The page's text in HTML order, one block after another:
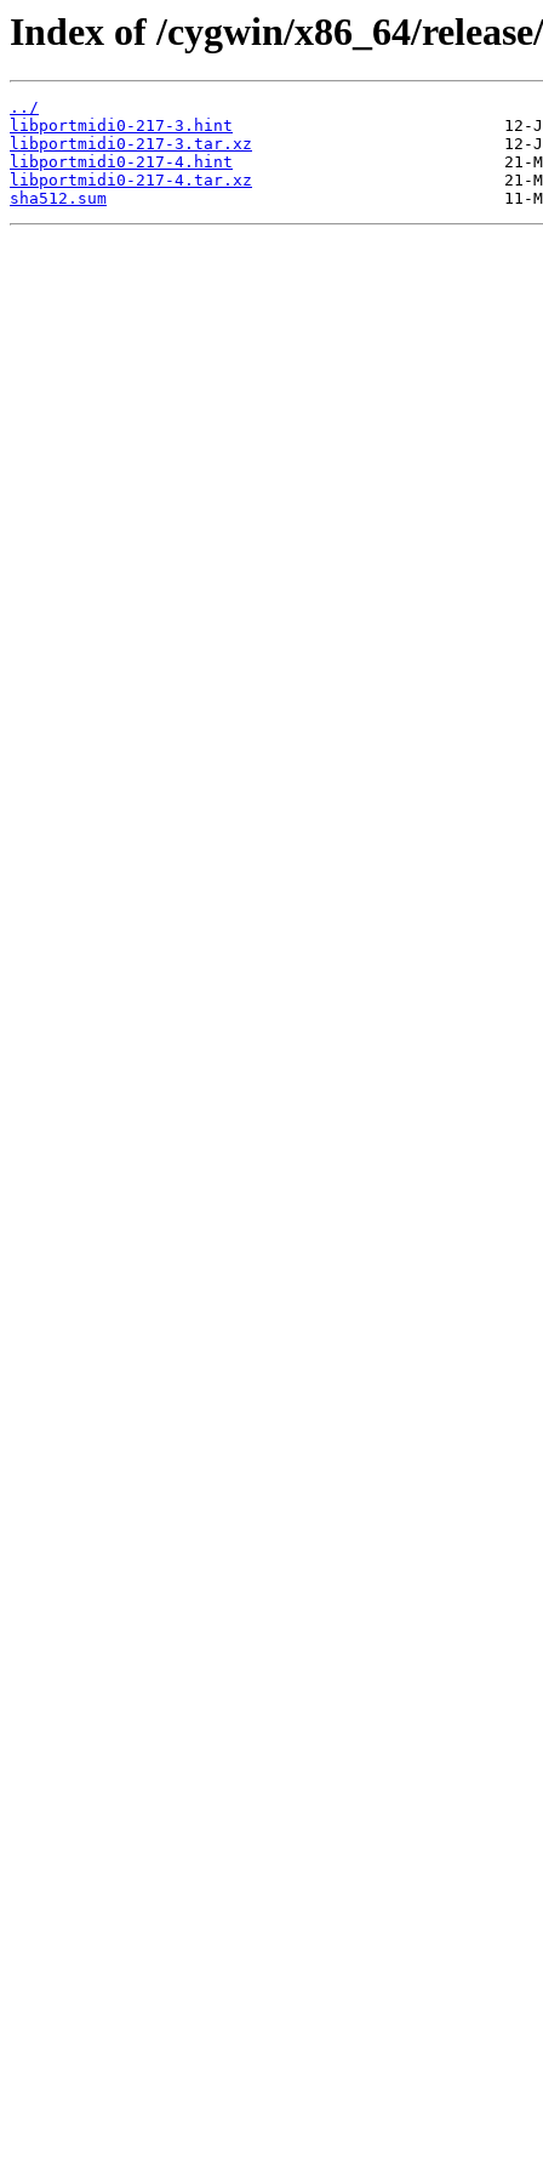
Index of /cygwin/x86_64/
../
libportmidi0-217-3.hint
libportmidi0-217-3.tar.xz
libportmidi0-217-4.hint
libportmidi0-217-4.tar.xz
sha512.sum